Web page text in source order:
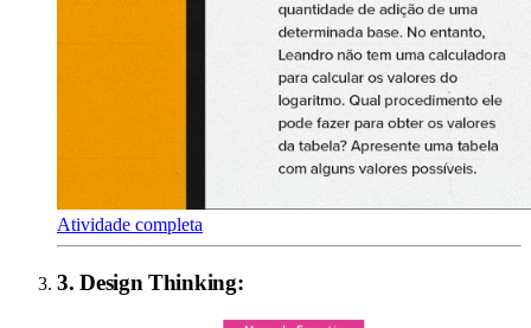
Atividade completa
3.Design Thinking: